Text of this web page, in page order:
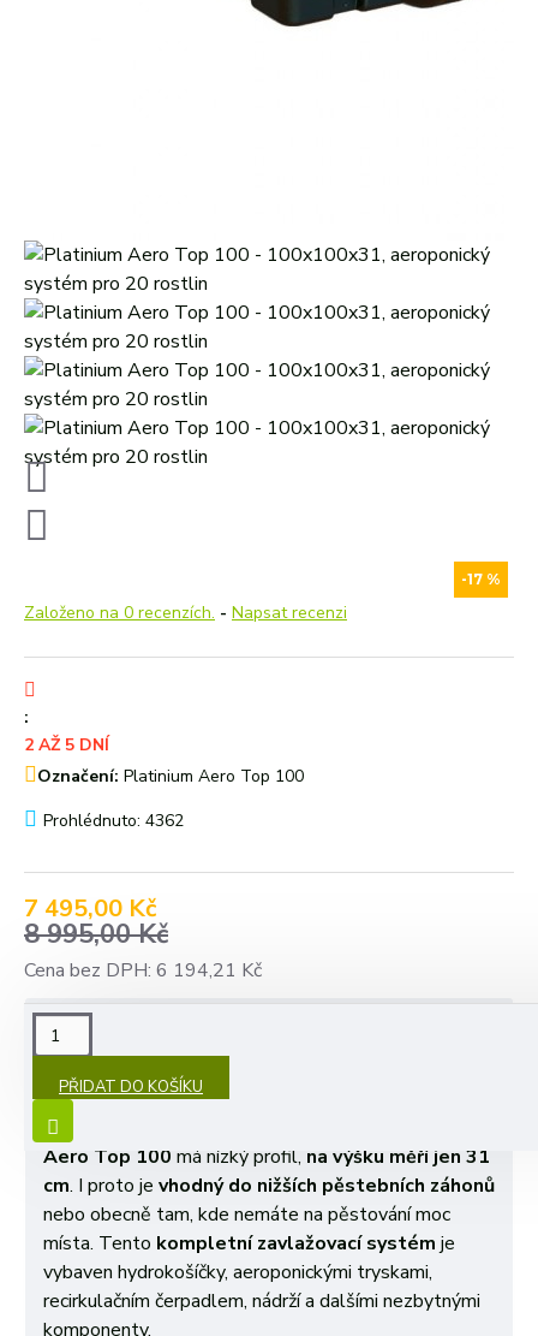
-17 %
Založeno na 0 recenzích. - Napsat recenzi
7 495,00 Kč
8 995,00 Kč
Cena bez DPH: 6 194,21 Kč
:
2 AŽ 5 DNÍ
Označení: Platinium Aero Top 100
Prohlédnuto: 4362
PŘIDAT DO KOŠÍKU
Aeroponické pěstování
oblíbené. Aeroponický tryskový systém
Aero Top 100 má nízký profil, na výšku měří jen 31
cm. I proto je vhodný do nižších pěstebních záhonů
nebo obecně tam, kde nemáte na pěstování moc
místa. Tento kompletní zavlažovací systém je
vybaven hydrokošíčky, aeroponickými tryskami,
recirkulačním čerpadlem, nádrží a dalšími nezbytnými
komponenty.